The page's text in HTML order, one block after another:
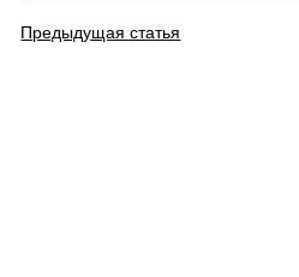
Предыдущая статья